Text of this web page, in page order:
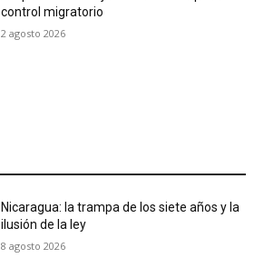
control migratorio
2 agosto 2026
Nicaragua: la trampa de los siete años y la
ilusión de la ley
8 agosto 2026